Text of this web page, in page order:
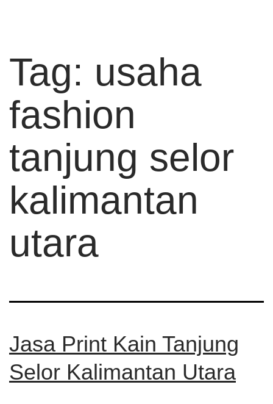
Tag: usaha
fashion
tanjung selor
kalimantan
utara
Jasa Print Kain Tanjung
Selor Kalimantan Utara